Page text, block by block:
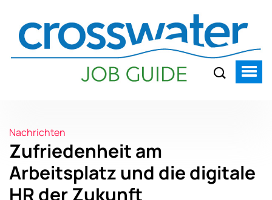
Nachrichten
Zufriedenheit am
Arbeitsplatz und die digitale
HR der Zukunft